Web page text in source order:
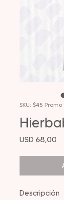
SKU: $45
USD 68,00
Descripción